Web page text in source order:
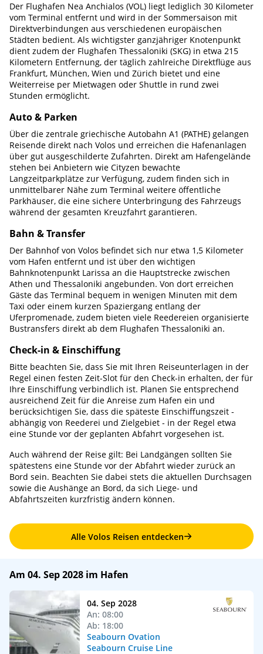
Der Flughafen Nea Anchialos (VOL) liegt lediglich 30 Kilometer
vom Terminal entfernt und wird in der Sommersaison mit
Direktverbindungen aus verschiedenen europäischen
Städten bedient. Als wichtigster ganzjähriger Knotenpunkt
dient zudem der Flughafen Thessaloniki (SKG) in etwa 215
Kilometern Entfernung, der täglich zahlreiche Direktflüge aus
Frankfurt, München, Wien und Zürich bietet und eine
Weiterreise per Mietwagen oder Shuttle in rund zwei
Stunden ermöglicht.
Auto & Parken
Über die zentrale griechische Autobahn A1 (PATHE) gelangen
Reisende direkt nach Volos und erreichen die Hafenanlagen
über gut ausgeschilderte Zufahrten. Direkt am Hafengelände
stehen bei Anbietern wie Cityzen bewachte
Langzeitparkplätze zur Verfügung, zudem finden sich in
unmittelbarer Nähe zum Terminal weitere öffentliche
Parkhäuser, die eine sichere Unterbringung des Fahrzeugs
während der gesamten Kreuzfahrt garantieren.
Bahn & Transfer
Der Bahnhof von Volos befindet sich nur etwa 1,5 Kilometer
vom Hafen entfernt und ist über den wichtigen
Bahnknotenpunkt Larissa an die Hauptstrecke zwischen
Athen und Thessaloniki angebunden. Von dort erreichen
Gäste das Terminal bequem in wenigen Minuten mit dem
Taxi oder einem kurzen Spaziergang entlang der
Uferpromenade, zudem bieten viele Reedereien organisierte
Bustransfers direkt ab dem Flughafen Thessaloniki an.
Check-in & Einschiffung
Bitte beachten Sie, dass Sie mit Ihren Reiseunterlagen in der
Regel einen festen Zeit-Slot für den Check-in erhalten, der für
Ihre Einschiffung verbindlich ist. Planen Sie entsprechend
ausreichend Zeit für die Anreise zum Hafen ein und
berücksichtigen Sie, dass die späteste Einschiffungszeit -
abhängig von Reederei und Zielgebiet - in der Regel etwa
eine Stunde vor der geplanten Abfahrt vorgesehen ist.
Auch während der Reise gilt: Bei Landgängen sollten Sie
spätestens eine Stunde vor der Abfahrt wieder zurück an
Bord sein. Beachten Sie dabei stets die aktuellen Durchsagen
sowie die Aushänge an Bord, da sich Liege- und
Abfahrtszeiten kurzfristig ändern können.
Alle Volos Reisen entdecken
Am 04. Sep 2028 im Hafen
04. Sep 2028
An: 08:00
Ab: 18:00
Seabourn Ovation
Seabourn Cruise Line